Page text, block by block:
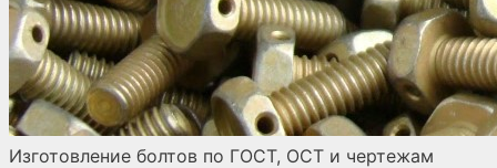
Изготовление болтов по ГОСТ, ОСТ и чертежам